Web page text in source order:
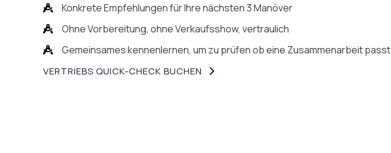
Konkrete Empfehlungen für Ihre nächsten 3 Manöver
Ohne Vorbereitung, ohne Verkaufsshow, vertraulich
Gemeinsames kennenlernen, um zu prüfen ob eine Zusammenarbeit passt
VERTRIEBS QUICK-CHECK BUCHEN